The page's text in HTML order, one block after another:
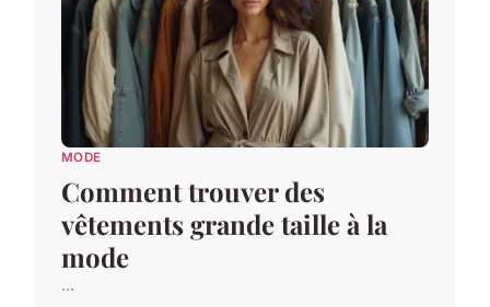
MODE
Comment trouver des
vêtements grande taille à la
mode
...